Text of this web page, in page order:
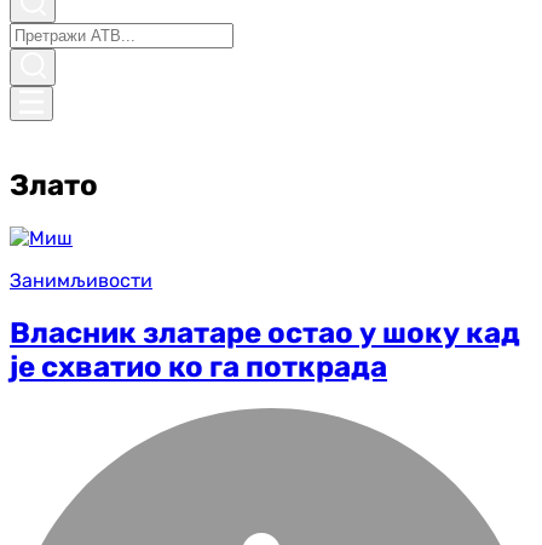
Злато
Занимљивости
Власник златаре остао у шоку кад
је схватио ко га поткрада